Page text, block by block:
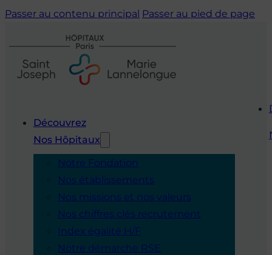
Passer au contenu principal Passer au pied de page
Découvrez
Nos Hôpitaux
Notre Fondation
Nos établissements
Nos missions et nos valeurs
Nos chiffres clés recrutement
Index égalité H/F
Notre démarche RSE